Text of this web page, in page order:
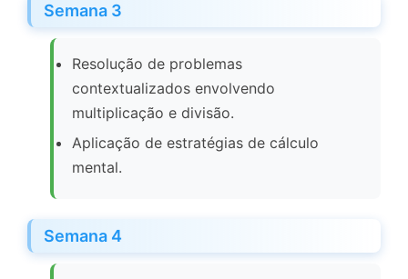
Semana 3
Resolução de problemas
contextualizados envolvendo
multiplicação e divisão.
Aplicação de estratégias de cálculo
mental.
Semana 4